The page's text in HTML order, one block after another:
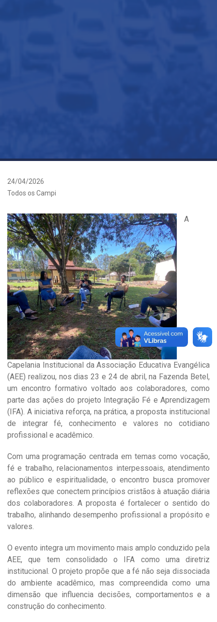
24/04/2026
Todos os Campi
A
Capelania Institucional da Associação Educativa Evangélica
(AEE) realizou, nos dias 23 e 24 de abril, na Fazenda Betel,
um encontro formativo voltado aos colaboradores, como
parte das ações do projeto Integração Fé e Aprendizagem
(IFA). A iniciativa reforça, na prática, a proposta institucional
de integrar fé, conhecimento e valores no cotidiano
profissional e acadêmico.
Com uma programação centrada em temas como vocação,
fé e trabalho, relacionamentos interpessoais, atendimento
ao público e espiritualidade, o encontro busca promover
reflexões que conectem princípios cristãos à atuação diária
dos colaboradores. A proposta é fortalecer o sentido do
trabalho, alinhando desempenho profissional a propósito e
valores.
O evento integra um movimento mais amplo conduzido pela
AEE, que tem consolidado o IFA como uma diretriz
institucional. O projeto propõe que a fé não seja dissociada
do ambiente acadêmico, mas compreendida como uma
dimensão que influencia decisões, comportamentos e a
construção do conhecimento.